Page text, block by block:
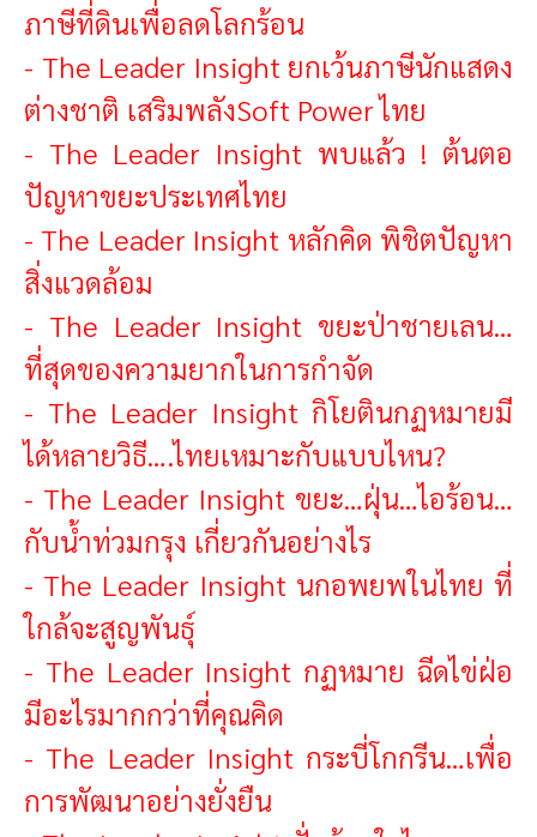
ภาษีที่ดินเพื่อลดโลกร้อน
- The Leader Insight ยกเว้นภาษีนักแสดง
ต่างชาติ เสริมพลังSoft Power ไทย
- The Leader Insight พบแล้ว ! ต้นตอ
ปัญหาขยะประเทศไทย
- The Leader Insight หลักคิด พิชิตปัญหา
สิ่งแวดล้อม
- The Leader Insight ขยะป่าชายเลน…
ที่สุดของความยากในการกำจัด
- The Leader Insight กิโยตินกฏหมายมี
ได้หลายวิธี….ไทยเหมาะกับแบบไหน?
- The Leader Insight ขยะ…ฝุ่น…ไอร้อน…
กับน้ำท่วมกรุง เกี่ยวกันอย่างไร
- The Leader Insight นกอพยพในไทย ที่
ใกล้จะสูญพันธุ์
- The Leader Insight กฏหมาย ฉีดไข่ฝ่อ
มีอะไรมากกว่าที่คุณคิด
- The Leader Insight กระบี่โกกรีน…เพื่อ
การพัฒนาอย่างยั่งยืน